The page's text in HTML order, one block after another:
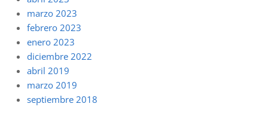
marzo 2023
febrero 2023
enero 2023
diciembre 2022
abril 2019
marzo 2019
septiembre 2018